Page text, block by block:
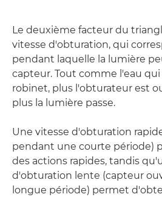
Le deuxième facteur du
vitesse d'obturation, qui
pendant laquelle la lumière
capteur. Tout comme l'eau qui
robinet, plus l'obturateur est
plus la lumière passe.
Une vitesse d'obturation
pendant une courte période)
des actions rapides, tandis
d'obturation lente (capteur
longue période) permet